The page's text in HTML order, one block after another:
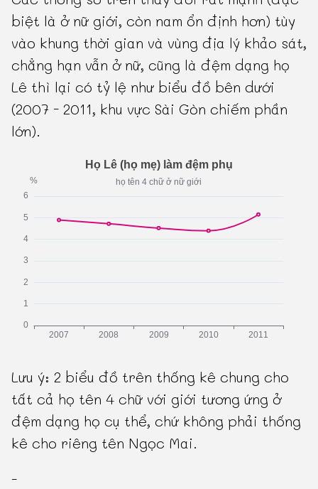
biệt là ở nữ giới, còn nam ổn định hơn) tùy
vào khung thời gian và vùng địa lý khảo sát,
chẳng hạn vẫn ở nữ, cũng là đệm dạng họ
Lê thì lại có tỷ lệ như biểu đồ bên dưới
(2007 - 2011, khu vực Sài Gòn chiếm phần
lớn).
Lưu ý: 2 biểu đồ trên thống kê chung cho
tất cả họ tên 4 chữ với giới tương ứng ở
đệm dạng họ cụ thể, chứ không phải thống
kê cho riêng tên Ngọc Mai.
-